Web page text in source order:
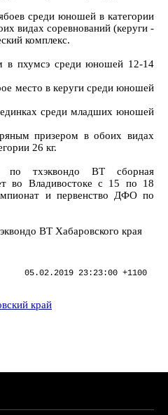
среди юношей в категории
видах соревнований (керуги -
комплекс.
в пхумсэ среди юношей 12-14
место в керуги среди юношей
среди младших юношей
призером в обоих видах
26 кг.
по тхэквондо ВТ сборная
во Владивостоке с 15 по 18
и первенство ДФО по
ВТ Хабаровского края
05.02.2019 23:23:00 +1100
край